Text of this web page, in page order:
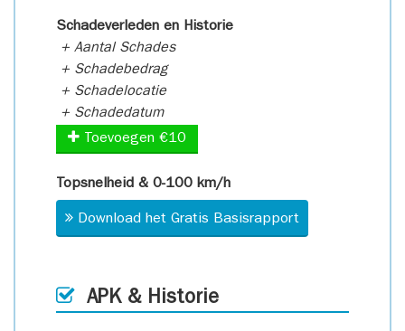
Schadeverleden en Historie
+ Aantal Schades
+ Schadebedrag
+ Schadelocatie
+ Schadedatum
Toevoegen €10
Topsnelheid & 0-100 km/h
Download het Gratis Basisrapport
APK & Historie